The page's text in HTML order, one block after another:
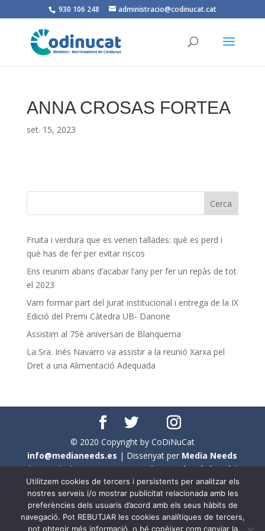
930 106 248 administracio@codinucat.cat
ANNA CROSAS FORTEA
set. 15, 2023
Fruita i verdura que es venen tallades: què es perd i
què has de fer per evitar riscos
Ens reunim abans d’acabar l’any per fer un repàs de tot
el 2023
Vam formar part del Jurat institucional i entrega de la IX
Edició del Premi Càtedra UB- Danone
Assistim al 75è aniversari de Blanquerna
La Sra. Inés Navarro va assistir a la reunió Xarxa pel
Dret a una Alimentació Adequada
© 2020 Copyright by CoDiNuCat
info@medianeeds.es | Dissenyat per Media Needs
| Tots els drets reservats aCoDiNuCat |Avís legal|
Avís per cookies
En aquest web s'ha tingut en compte l'ús no sexista del
llenguatge. No obstant això, i a causa de la seva
Utilitzem cookies de tercers i persistents per analitzar els
nostres serveis i/o mostrar publicitat relacionada amb les
preferències dels usuaris d’acord amb els seus hàbits de
navegació. Pot REBUTJAR les cookies analítiques de tercers,
pot obtenir més informació, o bé conèixer com canviar la